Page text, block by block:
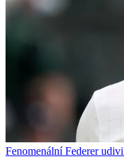
Fenomenální Federer